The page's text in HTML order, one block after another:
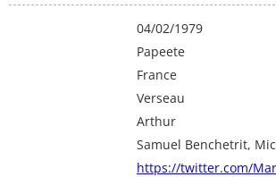
04/02/1979
Papeete
France
Verseau
Arthur
Samuel Benchetrit,
https://twitter.com/